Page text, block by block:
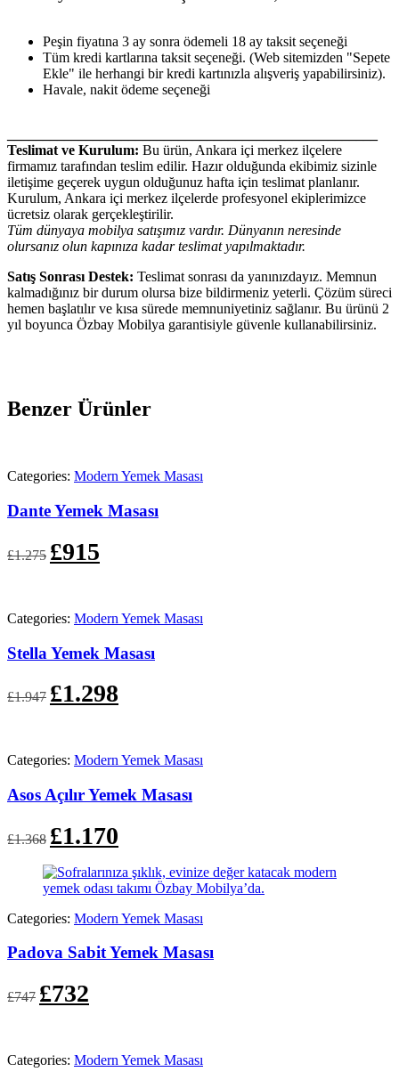
Peşin fiyatına 3 ay sonra ödemeli 18 ay taksit seçeneği
Tüm kredi kartlarına taksit seçeneği. (Web sitemizden "Sepete
Ekle" ile herhangi bir kredi kartınızla alışveriş yapabilirsiniz).
Havale, nakit ödeme seçeneği
Teslimat ve Kurulum: Bu ürün, Ankara içi merkez ilçelere
firmamız tarafından teslim edilir. Hazır olduğunda ekibimiz sizinle
iletişime geçerek uygun olduğunuz hafta için teslimat planlanır.
Kurulum, Ankara içi merkez ilçelerde profesyonel ekiplerimizce
ücretsiz olarak gerçekleştirilir.
Tüm dünyaya mobilya satışımız vardır. Dünyanın neresinde
olursanız olun kapınıza kadar teslimat yapılmaktadır.
Satış Sonrası Destek: Teslimat sonrası da yanınızdayız. Memnun
kalmadığınız bir durum olursa bize bildirmeniz yeterli. Çözüm süreci
hemen başlatılır ve kısa sürede memnuniyetiniz sağlanır. Bu ürünü 2
yıl boyunca Özbay Mobilya garantisiyle güvenle kullanabilirsiniz.
Benzer Ürünler
Categories: Modern Yemek Masası
Dante Yemek Masası
£1.275
Orijinal
fiyat:
£915andaki
Categories: Modern Yemek Masası
Stella Yemek Masası
£1.947
Orijinal
fiyat:
£1.298andaki
Categories: Modern Yemek Masası
Asos Açılır Yemek Masası
£1.368
Orijinal
fiyat:
£1.170andaki
£1.170.
Categories: Modern Yemek Masası
Padova Sabit Yemek Masası
£747
Orijinal
fiyat:
£732andaki
Categories: Modern Yemek Masası